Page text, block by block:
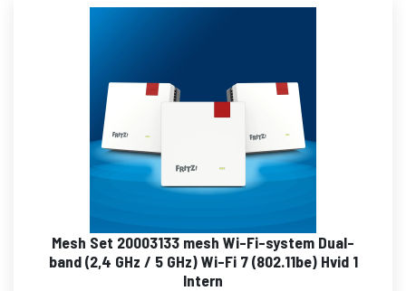
Mesh Set 20003133 mesh Wi-Fi-system Dual-
band (2,4 GHz / 5 GHz) Wi-Fi 7 (802.11be) Hvid 1
Intern